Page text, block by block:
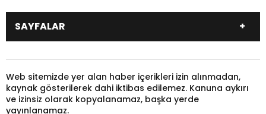
DÜNYA
SİYASET
EKONOMİ
SAĞLIK
SPOR
TARIM
YEREL YÖNETİM
GÜNDEM
HAYVANLAR
KADIN
KONSER
KÜLTÜR & SANAT
SAYFALAR
Pariteler
Canlı Sonuçlar
Puan Durumu
Fikstür
Gazeteler
Burçlar
Web sitemizde yer alan haber içerikleri izin alınmadan,
kaynak gösterilerek dahi iktibas edilemez. Kanuna aykırı
ve izinsiz olarak kopyalanamaz, başka yerde
yayınlanamaz.